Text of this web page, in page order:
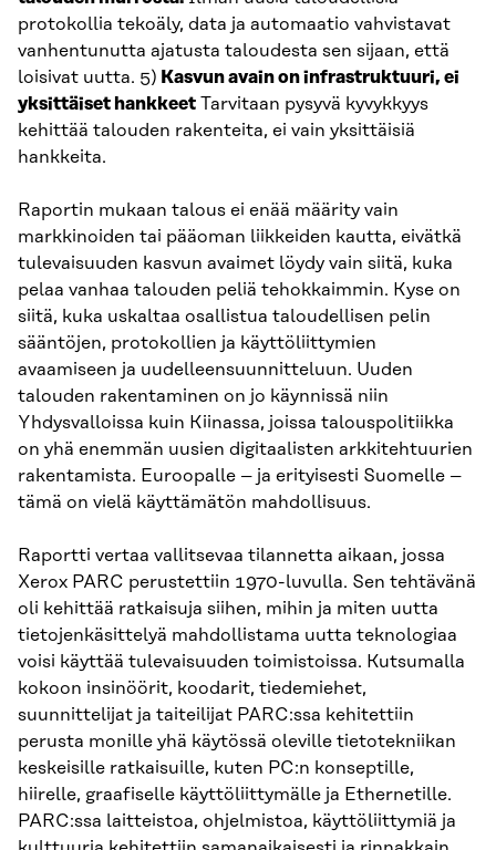
protokollia tekoäly, data ja automaatio vahvistavat
vanhentunutta ajatusta taloudesta sen sijaan, että
loisivat uutta. 5) Kasvun avain on infrastruktuuri, ei
yksittäiset hankkeet Tarvitaan pysyvä kyvykkyys
kehittää talouden rakenteita, ei vain yksittäisiä
hankkeita.
Raportin mukaan talous ei enää määrity vain
markkinoiden tai pääoman liikkeiden kautta, eivätkä
tulevaisuuden kasvun avaimet löydy vain siitä, kuka
pelaa vanhaa talouden peliä tehokkaimmin. Kyse on
siitä, kuka uskaltaa osallistua taloudellisen pelin
sääntöjen, protokollien ja käyttöliittymien
avaamiseen ja uudelleensuunnitteluun. Uuden
talouden rakentaminen on jo käynnissä niin
Yhdysvalloissa kuin Kiinassa, joissa talouspolitiikka
on yhä enemmän uusien digitaalisten arkkitehtuurien
rakentamista. Euroopalle – ja erityisesti Suomelle –
tämä on vielä käyttämätön mahdollisuus.
Raportti vertaa vallitsevaa tilannetta aikaan, jossa
Xerox PARC perustettiin 1970-luvulla. Sen tehtävänä
oli kehittää ratkaisuja siihen, mihin ja miten uutta
tietojenkäsittelyä mahdollistama uutta teknologiaa
voisi käyttää tulevaisuuden toimistoissa. Kutsumalla
kokoon insinöörit, koodarit, tiedemiehet,
suunnittelijat ja taiteilijat PARC:ssa kehitettiin
perusta monille yhä käytössä oleville tietotekniikan
keskeisille ratkaisuille, kuten PC:n konseptille,
hiirelle, graafiselle käyttöliittymälle ja Ethernetille.
PARC:ssa laitteistoa, ohjelmistoa, käyttöliittymiä ja